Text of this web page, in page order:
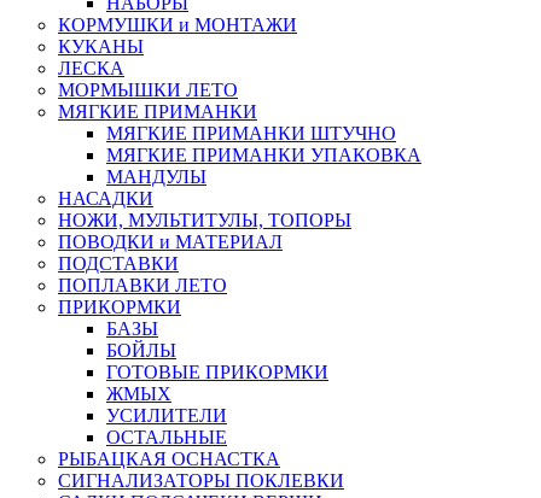
КОРМУШКИ и МОНТАЖИ
КУКАНЫ
ЛЕСКА
МОРМЫШКИ ЛЕТО
МЯГКИЕ ПРИМАНКИ
МЯГКИЕ ПРИМАНКИ ШТУЧНО
МЯГКИЕ ПРИМАНКИ УПАКОВКА
МАНДУЛЫ
НАСАДКИ
НОЖИ, МУЛЬТИТУЛЫ, ТОПОРЫ
ПОВОДКИ и МАТЕРИАЛ
ПОДСТАВКИ
ПОПЛАВКИ ЛЕТО
ПРИКОРМКИ
БАЗЫ
БОЙЛЫ
ГОТОВЫЕ ПРИКОРМКИ
ЖМЫХ
УСИЛИТЕЛИ
ОСТАЛЬНЫЕ
РЫБАЦКАЯ ОСНАСТКА
СИГНАЛИЗАТОРЫ ПОКЛЕВКИ